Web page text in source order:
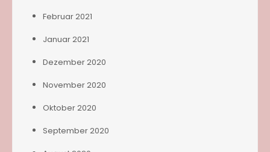
Februar 2021
Januar 2021
Dezember 2020
November 2020
Oktober 2020
September 2020